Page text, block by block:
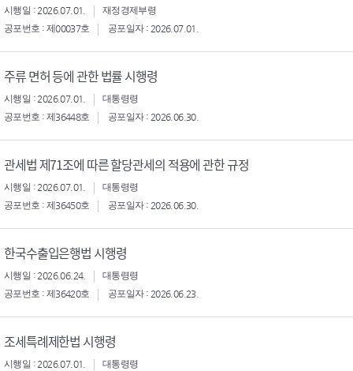
시행일 : 2026.07.01.
재정경제부령
공포번호 : 제00037호
공포일자 : 2026.07.01.
주류 면허 등에 관한 법률 시행령
시행일 : 2026.07.01.
대통령령
공포번호 : 제36448호
공포일자 : 2026.06.30.
관세법 제71조에 따른 할당관세의 적용에 관한 규정
시행일 : 2026.07.01.
대통령령
공포번호 : 제36450호
공포일자 : 2026.06.30.
한국수출입은행법 시행령
시행일 : 2026.06.24.
대통령령
공포번호 : 제36420호
공포일자 : 2026.06.23.
조세특례제한법 시행령
시행일 : 2026.07.01.
대통령령